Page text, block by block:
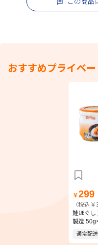
おすすめプライベ
￥299
（税込￥
鮭ほぐし
製造
通常配